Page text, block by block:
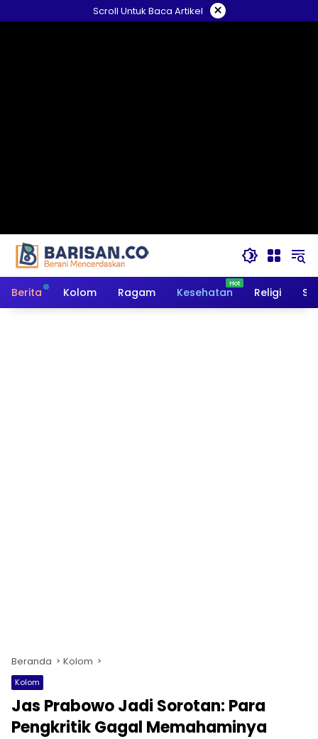
ke
Scroll Untuk Baca Artikel ×
Berita Kolom Ragam Kesehatan Religi
Beranda Kolom
Kolom
Jas Prabowo Jadi Sorotan: Para
Pengkritik Gagal Memahaminya